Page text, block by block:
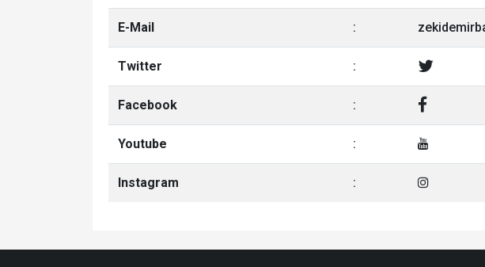
E-Mail :
Twitter :
Facebook :
Youtube :
Instagram :